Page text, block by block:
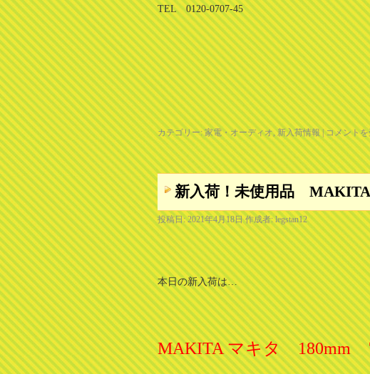
TEL 0120-0707-45
カテゴリー: 家電・オーディオ,新入荷情報 | コメント
新入荷！未使用品
投稿日: 2021年4月18日 作成者: legstan12
本日の新入荷は…
MAKITA マキタ 180mm